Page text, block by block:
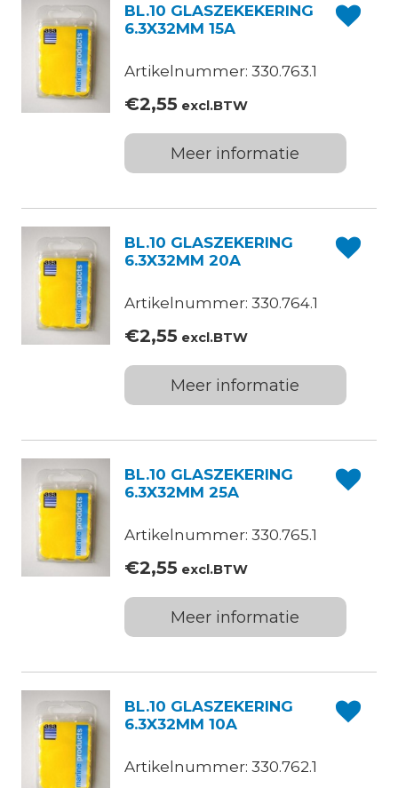
BL.10 GLASZEKEKERING
6.3X32MM 15A
Artikelnummer: 330.763.1
€2,55excl.BTW
Meer informatie
BL.10 GLASZEKERING
6.3X32MM 20A
Artikelnummer: 330.764.1
€2,55excl.BTW
Meer informatie
BL.10 GLASZEKERING
6.3X32MM 25A
Artikelnummer: 330.765.1
€2,55excl.BTW
Meer informatie
BL.10 GLASZEKERING
6.3X32MM 10A
Artikelnummer: 330.762.1